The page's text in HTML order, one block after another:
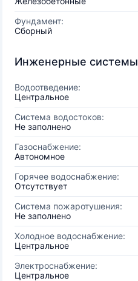
Фундамент:
Сборный
Инженерные системы
Водоотведение:
Центральное
Система водостоков:
Не заполнено
Газоснабжение:
Автономное
Горячее водоснабжение:
Отсутствует
Система пожаротушения:
Не заполнено
Холодное водоснабжение:
Центральное
Электроснабжение:
Центральное